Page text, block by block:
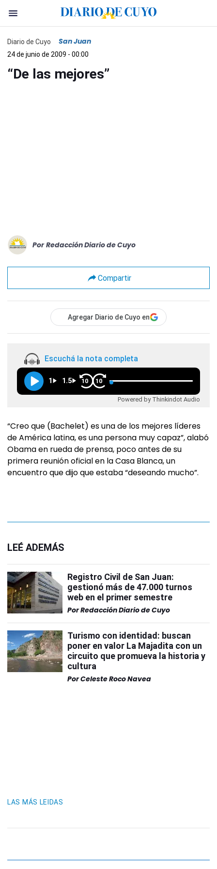
Diario de Cuyo San Juan
24 de junio de 2009 - 00:00
“De las mejores”
Por Redacción Diario de Cuyo
Compartir
Agregar Diario de Cuyo en
Escuchá la nota completa
1 1.5 10 10
Powered by Thinkindot Audio
“Creo que (Bachelet) es una de los mejores líderes
de América latina, es una persona muy capaz”, alabó
Obama en rueda de prensa, poco antes de su
primera reunión oficial en la Casa Blanca, un
encuentro que dijo que estaba “deseando mucho”.
LEÉ ADEMÁS
Registro Civil de San Juan:
gestionó más de 47.000 turnos
web en el primer semestre
PorRedacción Diario de Cuyo
Turismo con identidad: buscan
poner en valor La Majadita con un
circuito que promueva la historia y
cultura
PorCeleste Roco Navea
LAS MÁS LEIDAS